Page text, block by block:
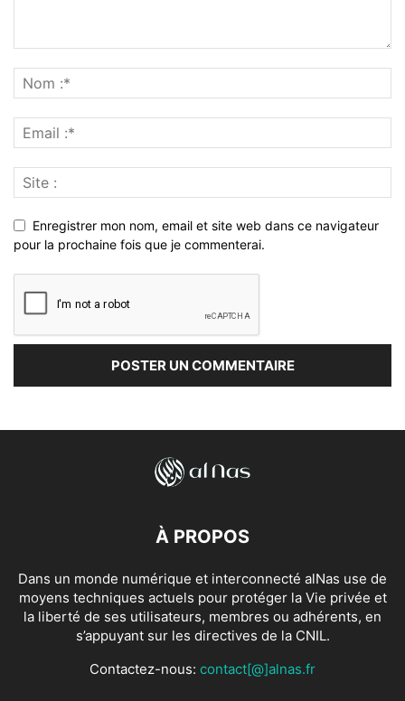
Enregistrer mon nom, email et site web dans ce navigateur
pour la prochaine fois que je commenterai.
À PROPOS
Dans un monde numérique et interconnecté alNas use de
moyens techniques actuels pour protéger la Vie privée et
la liberté de ses utilisateurs, membres ou adhérents, en
s’appuyant sur les directives de la CNIL.
Contactez-nous: contact[@]alnas.fr